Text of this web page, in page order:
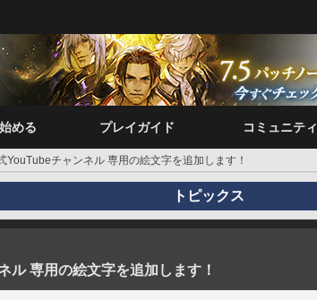
める プレイガイド コミュニティ
YouTubeチャンネル 専用の絵文字を追加します！
トピックス
ル 専用の絵文字を追加します！